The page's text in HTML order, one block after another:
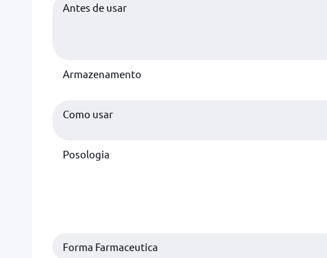
Antes de usar
Armazenamento
Como usar
Posologia
Forma Farmaceutica